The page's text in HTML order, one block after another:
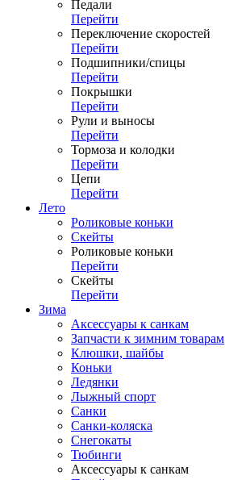
Педали
Перейти
Переключение скоростей
Перейти
Подшипники/спицы
Перейти
Покрышки
Перейти
Рули и выносы
Перейти
Тормоза и колодки
Перейти
Цепи
Перейти
Лето
Роликовые коньки
Скейты
Роликовые коньки
Перейти
Скейты
Перейти
Зима
Аксессуары к санкам
Запчасти к зимним товарам
Клюшки, шайбы
Коньки
Ледянки
Лыжный спорт
Санки
Санки-коляска
Снегокаты
Тюбинги
Аксессуары к санкам